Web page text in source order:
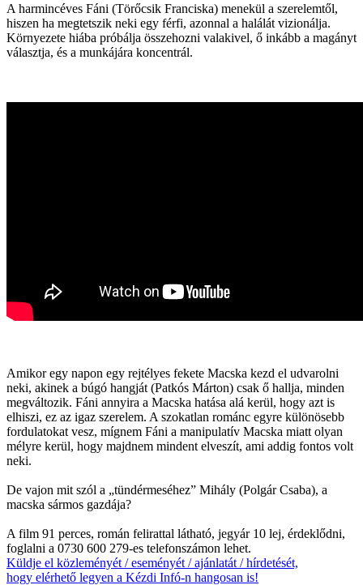
A harmincéves Fáni (Törőcsik Franciska) menekül a szerelemtől,
hiszen ha megtetszik neki egy férfi, azonnal a halálát vizionálja.
Környezete hiába próbálja összehozni valakivel, ő inkább a magányt
választja, és a munkájára koncentrál.
Amikor egy napon egy rejtélyes fekete Macska kezd el udvarolni
neki, akinek a búgó hangját (Patkós Márton) csak ő hallja, minden
megváltozik. Fáni annyira a Macska hatása alá kerül, hogy azt is
elhiszi, ez az igaz szerelem. A szokatlan románc egyre különösebb
fordulatokat vesz, mígnem Fáni a manipulatív Macska miatt olyan
mélyre kerül, hogy majdnem mindent elveszít, ami addig fontos volt
neki.
De vajon mit szól a „tündérmeséhez” Mihály (Polgár Csaba), a
macska sármos gazdája?
A film 91 perces, román felirattal látható, jegyár 10 lej, érdeklődni,
foglalni a 0730 600 279-es telefonszámon lehet.
Küldje el közleményét / eseményét / ajánlatát / hírdetését,
hogy elérhető legyen a Kézdi Infó-n hangosan is!